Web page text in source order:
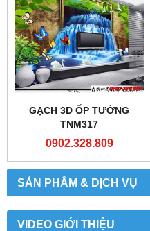
SẢN PHẨM & DỊCH VỤ
VIDEO GIỚI THIỆU
GẠCH 3D ỐP TƯỜNG
TNM317
0902.328.809